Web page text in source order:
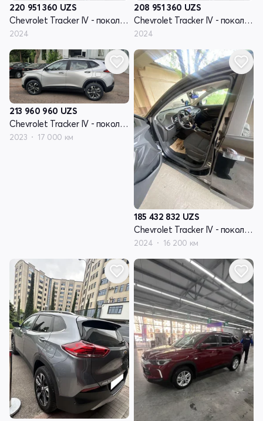
220 951 360 UZS
Chevrolet Tracker IV - поколение
2024
208 951 360 UZS
Chevrolet Tracker IV - поколение
2024
213 960 960 UZS
Chevrolet Tracker IV - поколение
2023 17 000 км
185 432 832 UZS
Chevrolet Tracker IV - поколение
2024 16 200 км